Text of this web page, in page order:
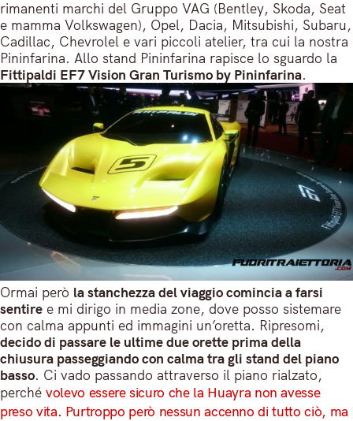
rimanenti marchi del Gruppo VAG (Bentley, Skoda, Seat
e mamma Volkswagen), Opel, Dacia, Mitsubishi, Subaru,
Cadillac, Chevrolel e vari piccoli atelier, tra cui la nostra
Pininfarina. Allo stand Pininfarina rapisce lo sguardo la
Fittipaldi EF7 Vision Gran Turismo by Pininfarina.
Ormai però la stanchezza del viaggio comincia a farsi
sentire e mi dirigo in media zone, dove posso sistemare
con calma appunti ed immagini un’oretta. Ripresomi,
decido di passare le ultime due orette prima della
chiusura passeggiando con calma tra gli stand del piano
basso. Ci vado passando attraverso il piano rialzato,
perché volevo essere sicuro che la Huayra non avesse
preso vita. Purtroppo però nessun accenno di tutto ciò, ma